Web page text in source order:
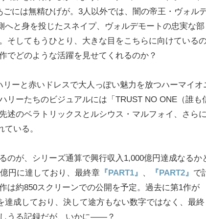
には無精ひげが。3人以外では、闇の帝王・ヴォル
へと身を投じたスネイプ、ヴォルデモートの忠実な部
そしてもうひとり、大きな目をこちらに向けている
でどのような活躍を見せてくれるのか？
ーと赤いドレスで大人っぽい魅力を放つハーマイオ
リーたちのビジュアルには「TRUST NO ONE（誰も
述のベラトリックスとルシウス・マルフォイ、さら
いる。
のが、シリーズ通算で興行収入1,000億円達成なるか
円に達しており、最終章 『PART1』 、 『PART2』 で
は約850スクリーンでの公開を予定。過去に第1作が
成しており、決して途方もない数字ではなく、最終
うる記録だが、いかに——？